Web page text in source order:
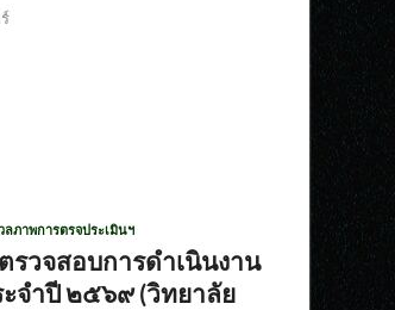
ลภาพการตรจประเมินฯ
รวจสอบการดำเนินงาน
จำปี ๒๕๖๙ (วิทยาลัย